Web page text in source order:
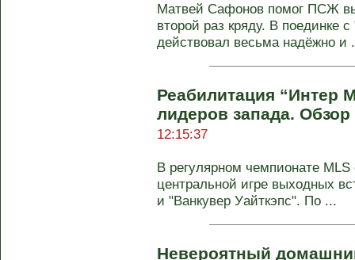
Матвей Сафонов помог ПСЖ
второй раз кряду. В поединке
действовал весьма надёжно и
Реабилитация “Интер
лидеров запада.
12:15:37
В регулярном чемпионате
центральной игре выходных
и "Ванкувер Уайткэпс". По ...
Невероятный